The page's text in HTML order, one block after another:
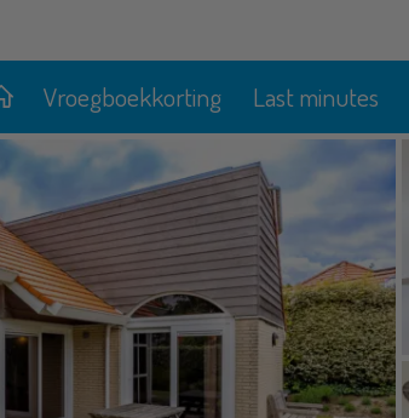
Vroegboekkorting Last minutes